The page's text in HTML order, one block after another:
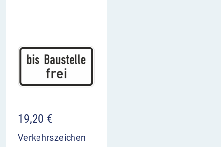
19,20 €
Verkehrszeichen